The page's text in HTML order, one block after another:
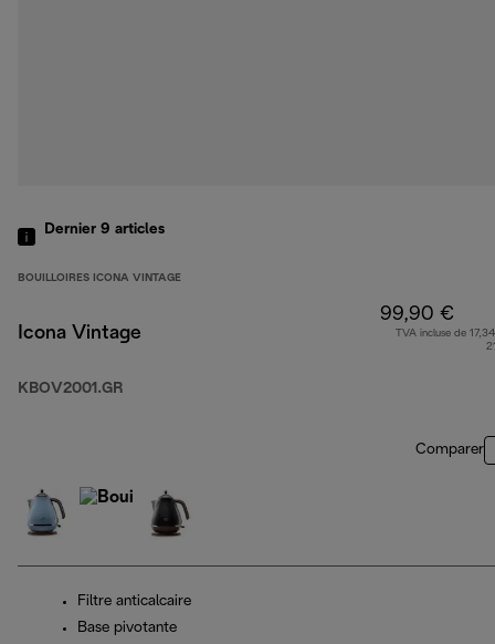
Dernier 9 articles
BOUILLOIRES ICONA VINTAGE
Icona Vintage
KBOV2001.GR
99,90 €
TVA incluse de
Comparer
Filtre anticalcaire
Base pivotante